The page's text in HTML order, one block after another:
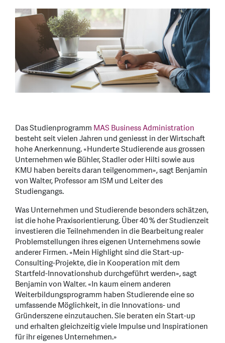
Das Studienprogramm MAS Business Administration
besteht seit vielen Jahren und geniesst in der Wirtschaft
hohe Anerkennung. «Hunderte Studierende aus grossen
Unternehmen wie Bühler, Stadler oder Hilti sowie aus
KMU haben bereits daran teilgenommen», sagt Benjamin
von Walter, Professor am ISM und Leiter des
Studiengangs.
Was Unternehmen und Studierende besonders schätzen,
ist die hohe Praxisorientierung. Über 40 % der Studienzeit
investieren die Teilnehmenden in die Bearbeitung realer
Problemstellungen ihres eigenen Unternehmens sowie
anderer Firmen. «Mein Highlight sind die Start-up-
Consulting-Projekte, die in Kooperation mit dem
Startfeld-Innovationshub durchgeführt werden», sagt
Benjamin von Walter. «In kaum einem anderen
Weiterbildungsprogramm haben Studierende eine so
umfassende Möglichkeit, in die Innovations- und
Gründerszene einzutauchen. Sie beraten ein Start-up
und erhalten gleichzeitig viele Impulse und Inspirationen
für ihr eigenes Unternehmen.»